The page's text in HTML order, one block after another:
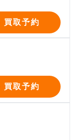
買取予約
買取予約